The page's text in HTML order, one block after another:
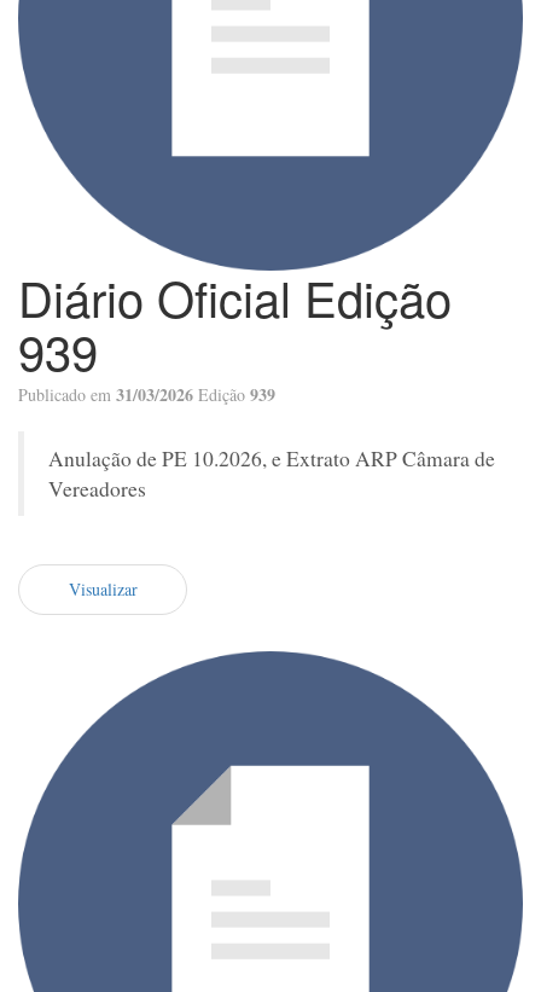
Diário Oficial Edição
939
Publicado em 31/03/2026 Edição 939
Anulação de PE 10.2026, e Extrato ARP Câmara de
Vereadores
Visualizar